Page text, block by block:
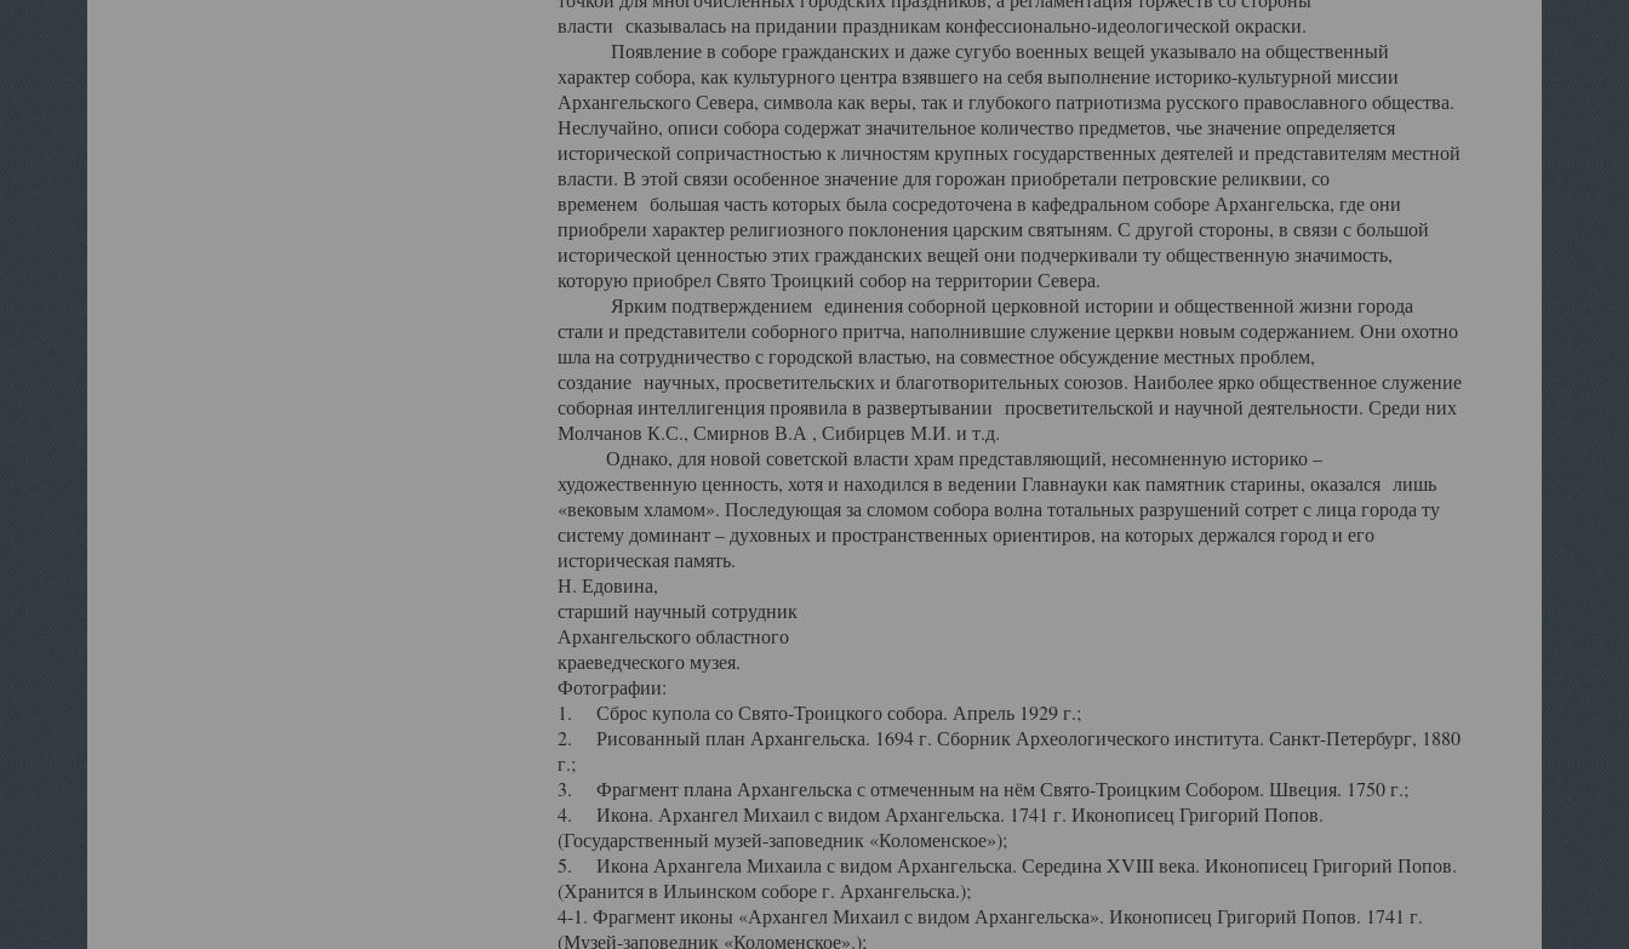
власти сказывалась на придании праздникам конфессионально-идеологической окраски.
Появление в соборе гражданских и даже сугубо военных вещей указывало на общественный
характер собора, как культурного центра взявшего на себя выполнение историко-культурной миссии
Архангельского Севера, символа как веры, так и глубокого патриотизма русского православного общества.
Неслучайно, описи собора содержат значительное количество предметов, чье значение определяется
исторической сопричастностью к личностям крупных государственных деятелей и представителям местной
власти. В этой связи особенное значение для горожан приобретали петровские реликвии, со
временем большая часть которых была сосредоточена в кафедральном соборе Архангельска, где они
приобрели характер религиозного поклонения царским святыням. С другой стороны, в связи с большой
исторической ценностью этих гражданских вещей они подчеркивали ту общественную значимость,
которую приобрел Свято Троицкий собор на территории Севера.
Ярким подтверждением единения соборной церковной истории и общественной жизни города
стали и представители соборного притча, наполнившие служение церкви новым содержанием. Они охотно
шла на сотрудничество с городской властью, на совместное обсуждение местных проблем,
создание научных, просветительских и благотворительных союзов. Наиболее ярко общественное служение
соборная интеллигенция проявила в развертывании просветительской и научной деятельности. Среди них
Молчанов К.С., Смирнов В.А , Сибирцев М.И. и т.д.
Однако, для новой советской власти храм представляющий, несомненную историко –
художественную ценность, хотя и находился в ведении Главнауки как памятник старины, оказался лишь
«вековым хламом». Последующая за сломом собора волна тотальных разрушений сотрет с лица города ту
систему доминант – духовных и пространственных ориентиров, на которых держался город и его
историческая память.
Н. Едовина,
старший научный сотрудник
Архангельского областного
краеведческого музея.
Фотографии:
1. Сброс купола со Свято-Троицкого собора. Апрель 1929 г.;
2. Рисованный план Архангельска. 1694 г. Сборник Археологического института. Санкт-Петербург, 1880
г.;
3. Фрагмент плана Архангельска с отмеченным на нём Свято-Троицким Собором. Швеция. 1750 г.;
4. Икона. Архангел Михаил с видом Архангельска. 1741 г. Иконописец Григорий Попов.
(Государственный музей-заповедник «Коломенское»);
5. Икона Архангела Михаила с видом Архангельска. Середина XVIII века. Иконописец Григорий Попов.
(Хранится в Ильинском соборе г. Архангельска.);
4-1. Фрагмент иконы «Архангел Михаил с видом Архангельска». Иконописец Григорий Попов. 1741 г.
(Музей-заповедник «Коломенское».);